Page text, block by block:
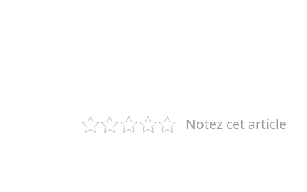
Notez cet article